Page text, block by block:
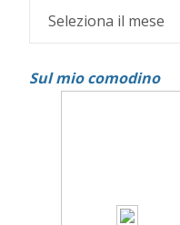
Archivi
Sul mio comodino